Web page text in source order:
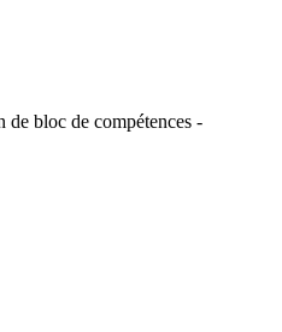
de bloc de compétences -